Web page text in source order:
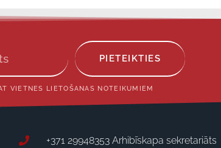
PIETEIKTIES
VIETNES LIETOŠANAS NOTEIKUMIEM
+371 29948353 Arhibīskapa sekretariāts